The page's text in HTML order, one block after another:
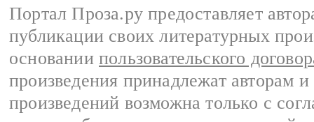
Портал Проза.ру предоставляет
публикации своих литературных
основании пользовательского
произведения принадлежат авторам
произведений возможна только с